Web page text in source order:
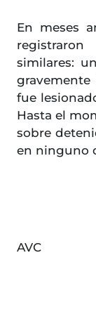
En meses
similares:
fue
Hasta el
sobre
en ninguno
AVC